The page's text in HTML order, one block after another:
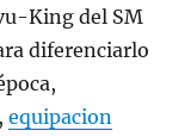
King del SM
diferenciarlo
equipacion